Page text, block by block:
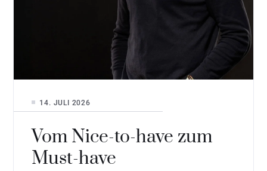
Vom Nice-to-have zum
Must-have
14. JULI 2026